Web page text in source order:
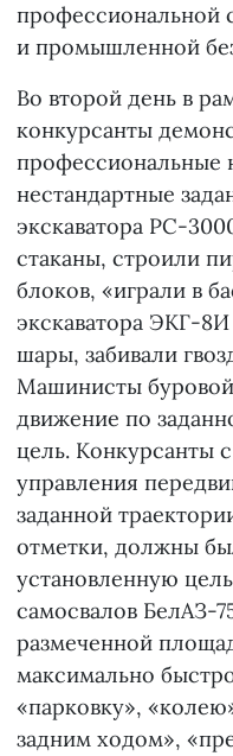
профессиональной
и промышленной
Во второй день в
конкурсанты
профессиональные
нестандартные
экскаватора РС-
стаканы, строили
блоков, «играли в
экскаватора ЭКГ-
шары, забивали
Машинисты
движение по
цель. Конкурсанты
управления
заданной
отметки, должны
установленную
самосвалов БелАЗ-
размеченной
максимально
«парковку»,
задним ходом»,